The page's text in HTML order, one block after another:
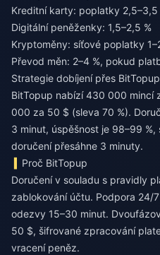
Kreditní karty: poplatky 2,5–3,5
Digitální peněženky: 1,5–2,5 %
Kryptoměny: síťové poplatky
Převod měn: 2–4 %, pokud
Strategie dobíjení přes BitTopup
BitTopup nabízí 430 000 mincí
000 za 50 $ (sleva 70 %).
3 minut, úspěšnost je 98–99
doručení přesáhne 3 minuty.
Proč BitTopup
Doručení v souladu s pravidly
zablokování účtu. Podpora 24/
odezvy 15–30 minut.
50 $, šifrované zpracování
vracení peněz.